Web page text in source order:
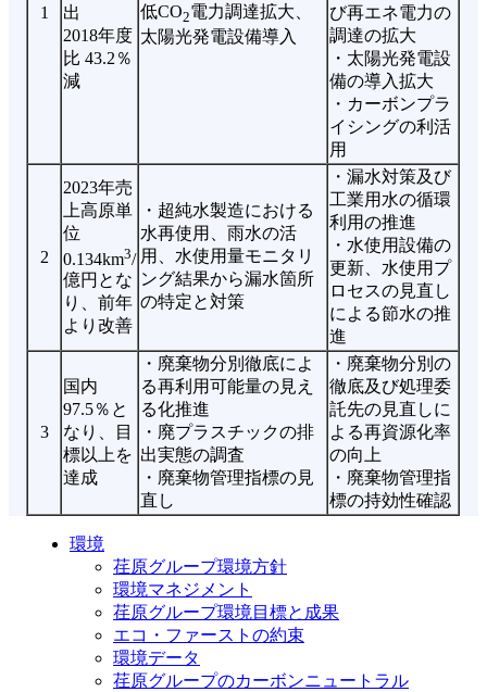
1
出
2018年度
比 43.2％
減
低CO2電力調達拡大、
太陽光発電設備導入
び再エネ電力の
調達の拡大
・太陽光発電設
備の導入拡大
・カーボンプラ
イシングの利活
用
2
2023年売
上高原単
位
0.134km3/
億円とな
り、前年
より改善
・超純水製造における
水再使用、雨水の活
用、水使用量モニタリ
ング結果から漏水箇所
の特定と対策
・漏水対策及び
工業用水の循環
利用の推進
・水使用設備の
更新、水使用プ
ロセスの見直し
による節水の推
進
3
国内
97.5％と
なり、目
標以上を
達成
・廃棄物分別徹底によ
る再利用可能量の見え
る化推進
・廃プラスチックの排
出実態の調査
・廃棄物管理指標の見
直し
・廃棄物分別の
徹底及び処理委
託先の見直しに
よる再資源化率
の向上
・廃棄物管理指
標の持効性確認
環境
荏原グループ環境方針
環境マネジメント
荏原グループ環境目標と成果
エコ・ファーストの約束
環境データ
荏原グループのカーボンニュートラル